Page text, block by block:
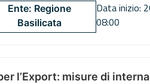
Ente: Regione
Basilicata
Data inizio:
08:00
l’Export: misure di